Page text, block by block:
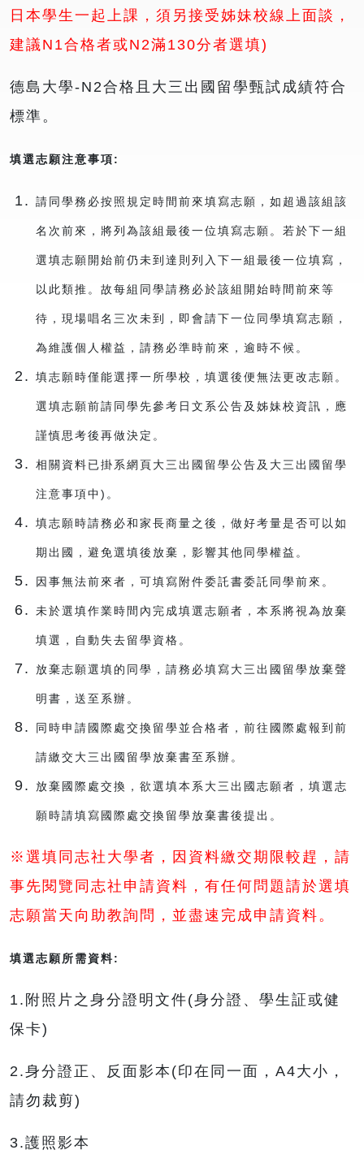
日本學生一起上課，須另接受姊妹校線上面談，
建議N1合格者或N2滿130分者選填)
德島大學-N2合格且大三出國留學甄試成績符合
標準。
填選志願注意事項:
請同學務必按照規定時間前來填寫志願，如超過該組該
名次前來，將列為該組最後一位填寫志願。若於下一組
選填志願開始前仍未到達則列入下一組最後一位填寫，
以此類推。故每組同學請務必於該組開始時間前來等
待，現場唱名三次未到，即會請下一位同學填寫志願，
為維護個人權益，請務必準時前來，逾時不候。
填志願時僅能選擇一所學校，填選後便無法更改志願。
選填志願前請同學先參考日文系公告及姊妹校資訊，應
謹慎思考後再做決定。
相關資料已掛系網頁大三出國留學公告及大三出國留學
注意事項中)。
填志願時請務必和家長商量之後，做好考量是否可以如
期出國，避免選填後放棄，影響其他同學權益。
因事無法前來者，可填寫附件委託書委託同學前來。
未於選填作業時間內完成填選志願者，本系將視為放棄
填選，自動失去留學資格。
放棄志願選填的同學，請務必填寫大三出國留學放棄聲
明書，送至系辦。
同時申請國際處交換留學並合格者，前往國際處報到前
請繳交大三出國留學放棄書至系辦。
放棄國際處交換，欲選填本系大三出國志願者，填選志
願時請填寫國際處交換留學放棄書後提出。
※選填同志社大學者，因資料繳交期限較趕，請
事先閱覽同志社申請資料，有任何問題請於選填
志願當天向助教詢問，並盡速完成申請資料。
填選志願所需資料:
1.附照片之身分證明文件(身分證、學生証或健
保卡)
2.身分證正、反面影本(印在同一面，A4大小，
請勿裁剪)
3.護照影本